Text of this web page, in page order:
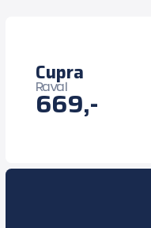
Cupra
Raval
669,-